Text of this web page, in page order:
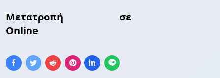
Μετατροπή σε
Online